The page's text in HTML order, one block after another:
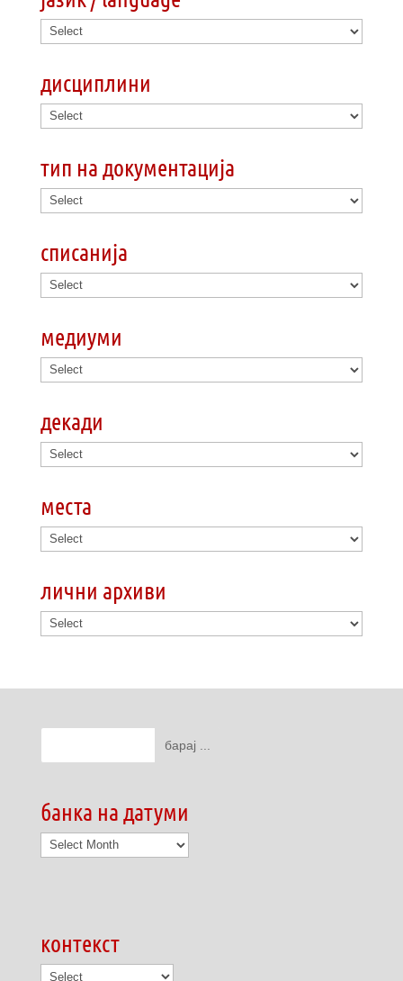
дисциплини
тип на документација
списанија
медиуми
декади
места
лични архиви
банка на датуми
банка
на
контекст